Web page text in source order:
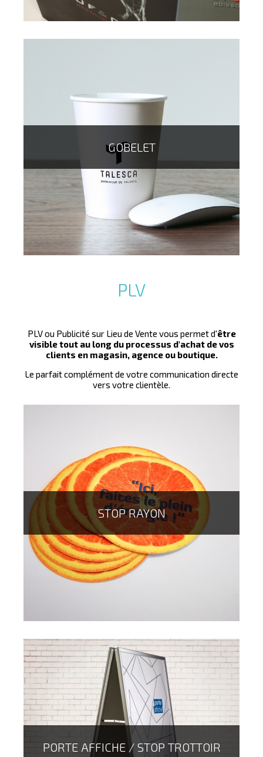
Du menu simple pelliculé à la brochure piqué, en
passant par l'indéchirable ou encore le plastifié. Nous
répondons à tous vos besoins pour communiquer sur
vos menus de bar ou restaurant.
GOBELET
Le gobelet personnalisable qui véhicule votre image
partout, tout le temps !
PLV
PLV ou Publicité sur Lieu de Vente vous permet d'être
visible tout au long du processus d'achat de vos
clients en magasin, agence ou boutique.
Le parfait complément de votre communication directe
vers votre clientèle.
STOP RAYON
PORTE AFFICHE / STOP TROTTOIR